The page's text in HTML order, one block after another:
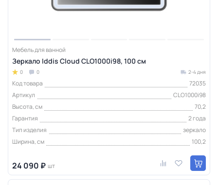
Мебель для ванной
Зеркало Iddis Cloud CLO1000i98, 100 см
0 0 2-4 дня
Код товара
72035
Артикул
CLO1000i98
Высота, см
70,2
Гарантия
2 года
Тип изделия
зеркало
Ширина, см
100,2
24 090 ₽ шт